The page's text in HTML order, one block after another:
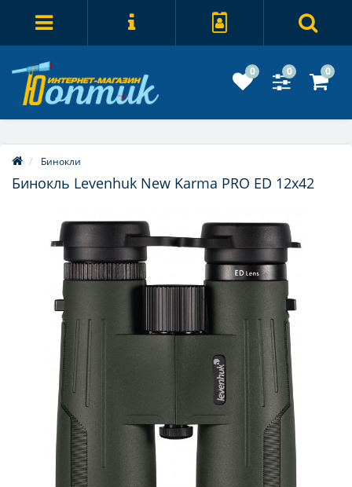
0 0 0
Бинокли
Бинокль Levenhuk New Karma PRO ED 12x42